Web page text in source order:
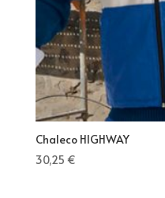
Chaleco HIGHWAY
30,25 €